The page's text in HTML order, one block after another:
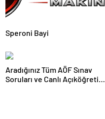
Speroni Bayi
Aradığınız Tüm AÖF Sınav
Soruları ve Canlı Açıköğretim